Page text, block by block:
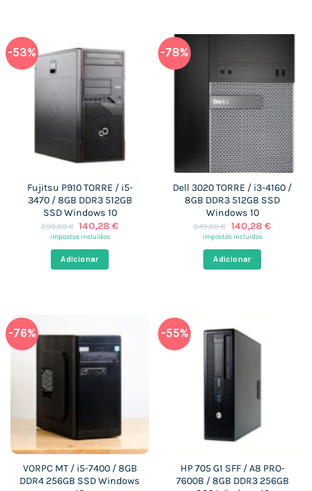
-53%
Fujitsu P910 TORRE / i5-
3470 / 8GB DDR3 512GB
SSD Windows 10
299,00€ O
preço
era:
299,00 €.
140,28€O
impostos incluídos
Adicionar
-78%
Dell 3020 TORRE / i3-4160 /
8GB DDR3 512GB SSD
Windows 10
649,00€ O
preço
era:
649,00 €.
140,28 €O
impostos incluídos
Adicionar
-76%
VORPC MT / i5-7400 / 8GB
DDR4 256GB SSD Windows
-55%
HP 705 G1 SFF / A8 PRO-
7600B / 8GB DDR3 256GB